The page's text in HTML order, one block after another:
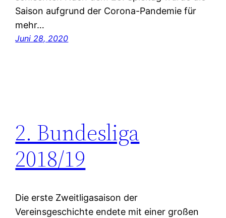
Saison aufgrund der Corona-Pandemie für
mehr…
Juni 28, 2020
2. Bundesliga
2018/19
Die erste Zweitligasaison der
Vereinsgeschichte endete mit einer großen